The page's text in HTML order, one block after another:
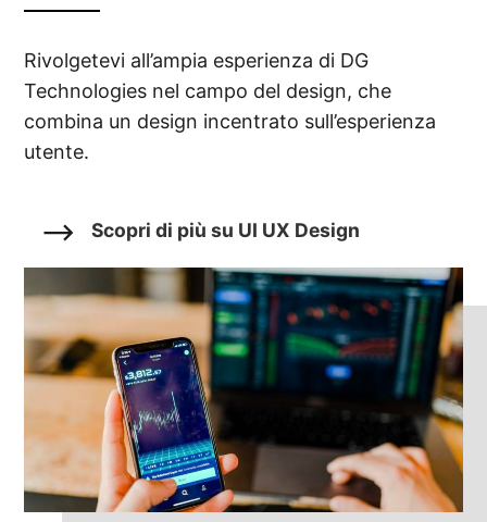
Rivolgetevi all’ampia esperienza di DG
Technologies nel campo del design, che
combina un design incentrato sull’esperienza
utente.
Scopri di più su UI UX Design